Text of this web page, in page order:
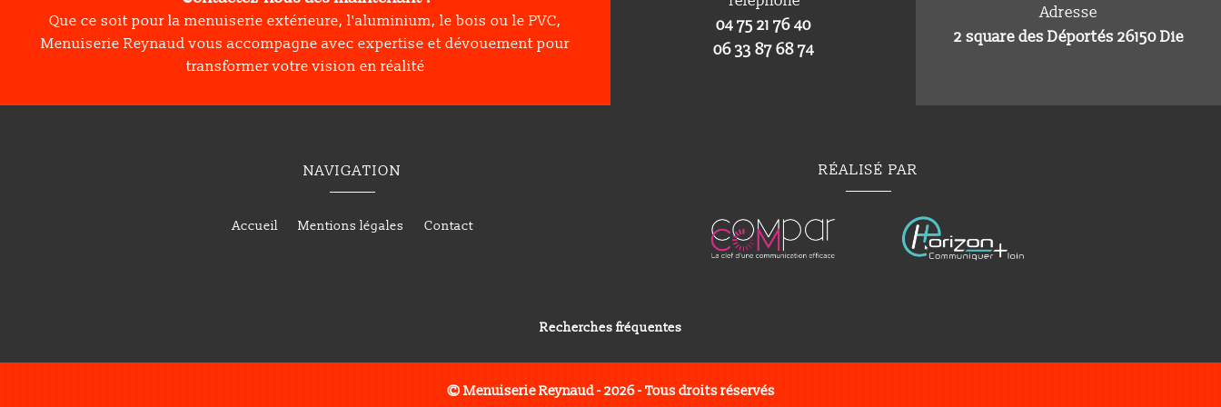
Que ce soit pour la menuiserie extérieure, l'aluminium, le bois ou le PVC,
Menuiserie Reynaud vous accompagne avec expertise et dévouement pour
transformer votre vision en réalité
0475 21 7640
06 33 87 68 74
Adresse
2 square des Déportés 26150 Die
NAVIGATION
Accueil Mentions légales Contact
RÉALISÉ PAR
Recherches fréquentes
Menuiserie extérieure à Crest Menuiserie extérieure à Die Menuiserie extérieure à Livron-sur-Drôme
Menuiserie extérieure à Loriol-sur-Drôme
Menuiserie extérieure à Chatillon-en-Diois
Menuiserie extérieure à Luc-en-diois Installation et remplacement fenêtres à Crest
© Menuiserie Reynaud - 2026 - Tous droits réservés